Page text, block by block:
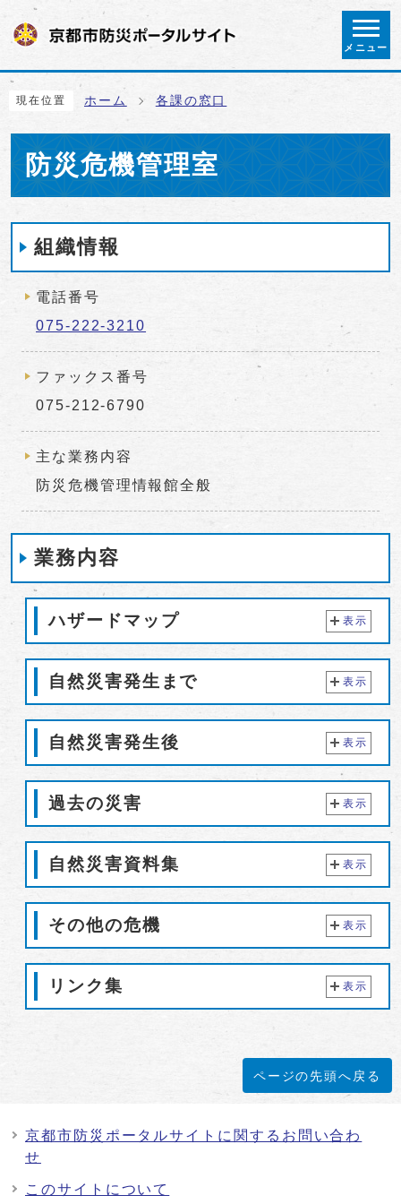
ページの先頭です
メニュー
ここから本文です
現在位置 ホーム 各課の窓口
防災危機管理室
組織情報
電話番号
075-222-3210
ファックス番号
075-212-6790
主な業務内容
防災危機管理情報館全般
業務内容
ハザードマップ 表示
自然災害発生まで 表示
自然災害発生後 表示
過去の災害 表示
自然災害資料集 表示
その他の危機 表示
リンク集 表示
ページの先頭へ戻る
京都市防災ポータルサイトに関するお問い合わ
せ
このサイトについて